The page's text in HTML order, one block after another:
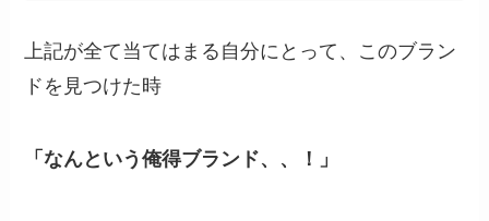
上記が全て当てはまる自分にとって、このブラン
ドを見つけた時
「なんという俺得ブランド、、！」